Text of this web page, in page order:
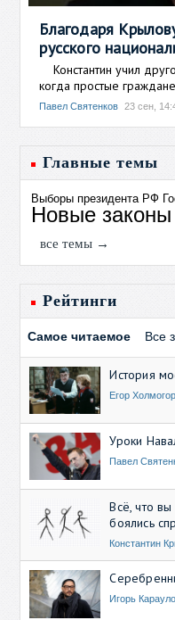
Благодаря
русского
Константин учил
когда простые
Павел Святенков 23 сен,
Главные темы
Выборы президента РФ
Новые законы
все темы →
Рейтинги
Самое читаемое Все
История
Егор
Уроки
Павел
Всё, что
боялись
Константин
Игорь